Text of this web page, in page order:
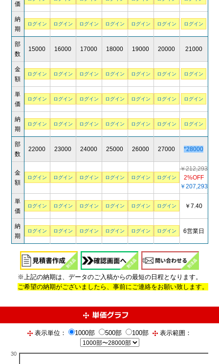
価
納
期
ログイン ログイン ログイン ログイン ログイン ログイン ログイン
部
数
15000 16000 17000 18000 19000 20000 21000
金
額
ログイン ログイン ログイン ログイン ログイン ログイン ログイン
単
価
ログイン ログイン ログイン ログイン ログイン ログイン ログイン
納
期
ログイン ログイン ログイン ログイン ログイン ログイン ログイン
部
数
22000 23000 24000 25000 26000 27000 *28000
金
額
ログイン ログイン ログイン ログイン ログイン ログイン
￥212,293
2%OFF
￥207,293
単
価
ログイン ログイン ログイン ログイン ログイン ログイン ￥7.40
納
期
ログイン ログイン ログイン ログイン ログイン ログイン 6営業日
※上記の納期は、データのご入稿からの最短の日程となります。
ご希望の納期がございましたら、事前にご連絡をお願い致します。
表示単位： 1000部 500部 100部 表示範囲：
30